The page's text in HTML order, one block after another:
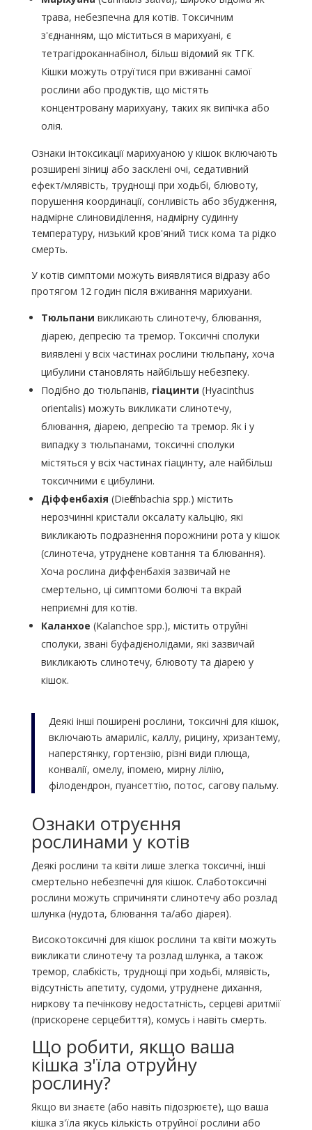
трава, небезпечна для котів. Токсичним
з'єднанням, що міститься в марихуані, є
тетрагідроканнабінол, більш відомий як ТГК.
Кішки можуть отруїтися при вживанні самої
рослини або продуктів, що містять
концентровану марихуану, таких як випічка або
олія.
Ознаки інтоксикації марихуаною у кішок включають
розширені зіниці або засклені очі, седативний
ефект/млявість, труднощі при ходьбі, блювоту,
порушення координації, сонливість або збудження,
надмірне слиновиділення, надмірну судинну
температуру, низький кров'яний тиск кома та рідко
смерть.
У котів симптоми можуть виявлятися відразу або
протягом 12 годин після вживання марихуани.
Тюльпани викликають слинотечу, блювання,
діарею, депресію та тремор. Токсичні сполуки
виявлені у всіх частинах рослини тюльпану, хоча
цибулини становлять найбільшу небезпеку.
Подібно до тюльпанів, гіацинти (Hyacinthus
orientalis) можуть викликати слинотечу,
блювання, діарею, депресію та тремор. Як і у
випадку з тюльпанами, токсичні сполуки
містяться у всіх частинах гіацинту, але найбільш
токсичними є цибулини.
Діффенбахія (Dieffenbachia spp.) містить
нерозчинні кристали оксалату кальцію, які
викликають подразнення порожнини рота у кішок
(слинотеча, утруднене ковтання та блювання).
Хоча рослина диффенбахія зазвичай не
смертельно, ці симптоми болючі та вкрай
неприємні для котів.
Каланхое (Kalanchoe spp.), містить отруйні
сполуки, звані буфадієнолідами, які зазвичай
викликають слинотечу, блювоту та діарею у
кішок.
Деякі інші поширені рослини, токсичні для кішок,
включають амариліс, каллу, рицину, хризантему,
наперстянку, гортензію, різні види плюща,
конвалії, омелу, іпомею, мирну лілію,
філодендрон, пуансеттію, потос, сагову пальму.
Ознаки отруєння
рослинами у котів
Деякі рослини та квіти лише злегка токсичні, інші
смертельно небезпечні для кішок. Слаботоксичні
рослини можуть спричиняти слинотечу або розлад
шлунка (нудота, блювання та/або діарея).
Високотоксичні для кішок рослини та квіти можуть
викликати слинотечу та розлад шлунка, а також
тремор, слабкість, труднощі при ходьбі, млявість,
відсутність апетиту, судоми, утруднене дихання,
ниркову та печінкову недостатність, серцеві аритмії
(прискорене серцебиття), комусь і навіть смерть.
Що робити, якщо ваша
кішка з'їла отруйну
рослину?
Якщо ви знаєте (або навіть підозрюєте), що ваша
кішка з'їла якусь кількість отруйної рослини або